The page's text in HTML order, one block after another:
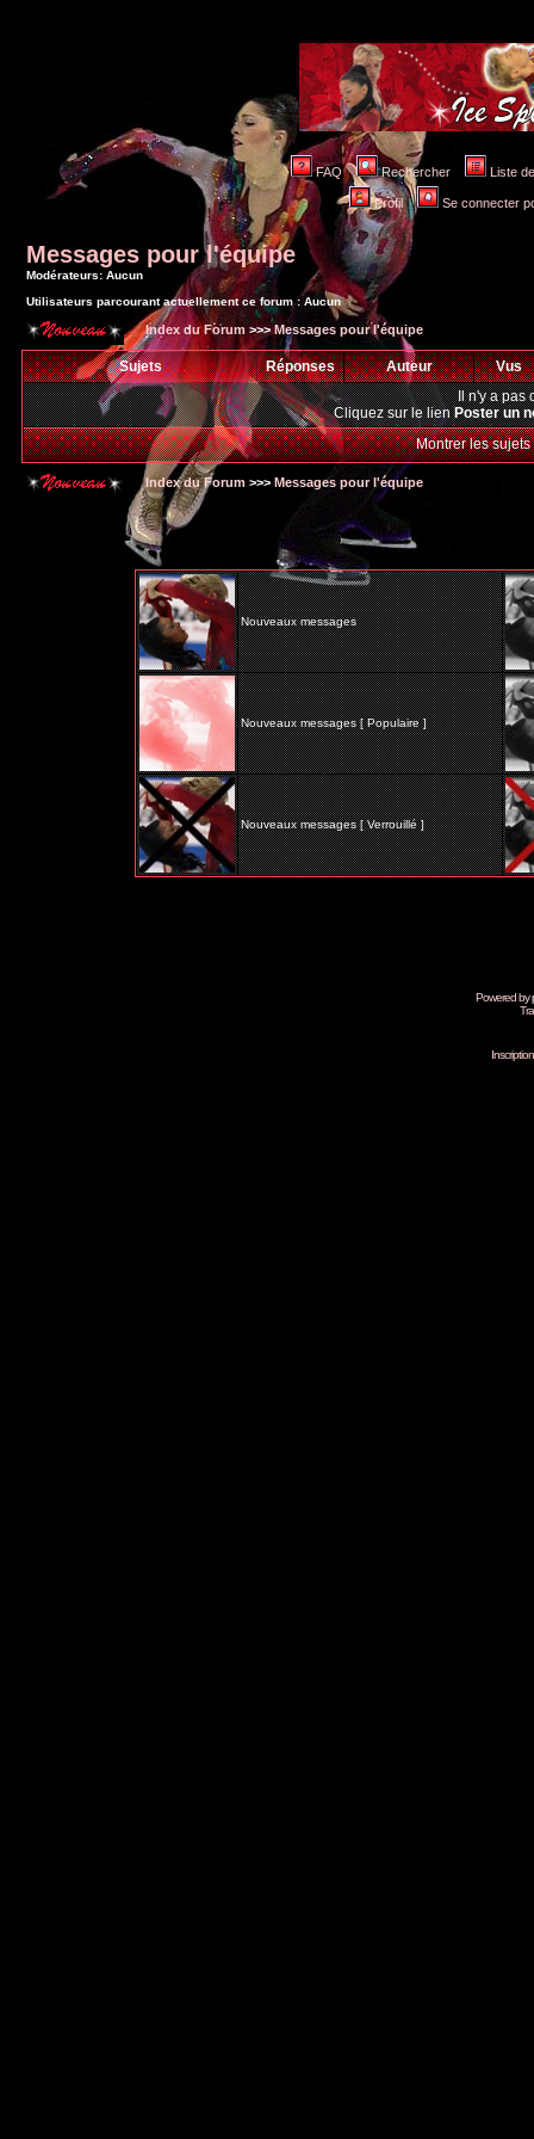
FAQ Rechercher Liste
Profil Se connecter
Messages pour l'équipe
Modérateurs: Aucun
Utilisateurs parcourant actuellement ce forum : Aucun
Index du Forum >>>Messages pour l'équipe
Sujets Réponses Auteur
Vus
Il n'y a pas
Cliquez sur le lienPoster un
Montrer les
Index du Forum >>> Messages pour l'équipe
Nouveaux messages
Nouveaux messages [ Populaire ]
Nouveaux messages [ Verrouillé ]
Powered by